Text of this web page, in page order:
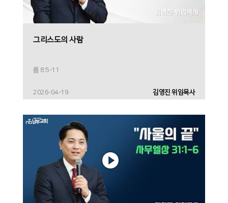
그리스도의 사람
롬 8:5-11
2026-04-19 김영진 위임목사